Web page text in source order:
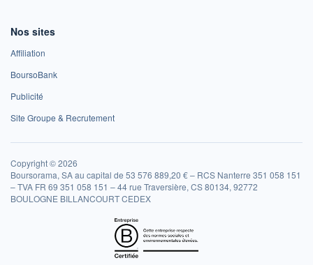
Nos sites
Affiliation
BoursoBank
Publicité
Site Groupe & Recrutement
Copyright © 2026
Boursorama, SA au capital de 53 576 889,20 € – RCS Nanterre 351 058 151
– TVA FR 69 351 058 151 – 44 rue Traversière, CS 80134, 92772
BOULOGNE BILLANCOURT CEDEX